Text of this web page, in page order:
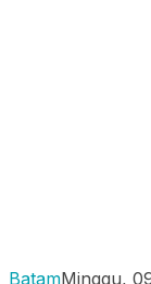
BatamMinggu,